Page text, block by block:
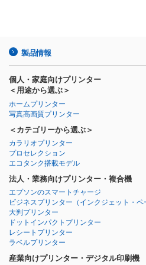
製品情報
個人・家庭向けプリンター
＜用途から選ぶ＞
ホームプリンター
写真高画質プリンター
＜カテゴリーから選ぶ＞
カラリオプリンター
プロセレクション
エコタンク搭載モデル
法人・業務向けプリンター・複合機
エプソンのスマートチャージ
ビジネスプリンター （インクジェット・ペ
大判プリンター
ドットインパクトプリンター
レシートプリンター
ラベルプリンター
産業向けプリンター・デジタル印刷機